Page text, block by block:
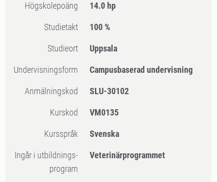
högskolepoäng 14.0 hp
Studietakt 100 %
Studieort Uppsala
Undervisningsform Campusbaserad undervisning
Anmälningskod SLU-30102
Kurskod VM0135
Kursspråk Svenska
Ingår i utbildnings-
program
Veterinärprogrammet